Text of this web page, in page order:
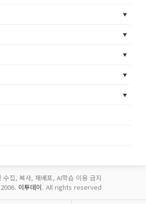
수집, 복사, 재배포, AI학습 이용 금지
이투데이. All rights reserved